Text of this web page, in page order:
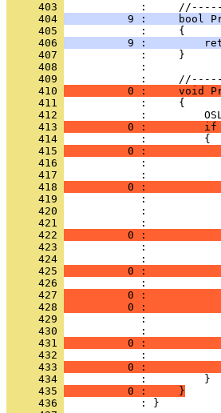
     403
     404
9 :     bool
     405
     406
9 :
     407
     408
            :
     409
     410
0 :     void
     411
     412
     413
0 :
     414
     415
0 :
     416
     417
     418
0 :
     419
     420
     421
     422
0 :
     423
     424
     425
0 :
     426
     427
0 :
     428
0 :
     429
     430
     431
0 :
     432
     433
0 :
     434
     435
          0 :     }
     436